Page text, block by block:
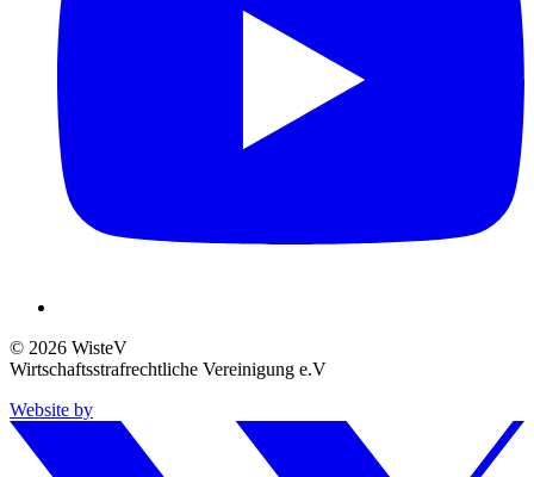
© 2026 WisteV
Wirtschaftsstrafrechtliche Vereinigung e.V
Website by